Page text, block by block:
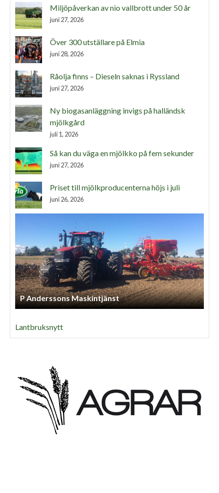
Miljöpåverkan av nio vallbrott under 50 år
juni 27, 2026
Över 300 utställare på Elmia
juni 28, 2026
Råolja finns – Dieseln saknas i Ryssland
juni 27, 2026
Ny biogasanläggning invigs på halländsk
mjölkgård
juli 1, 2026
Så kan du väga en mjölkko på fem sekunder
juni 27, 2026
Priset till mjölkproducenterna höjs i juli
juni 26, 2026
P Anderssons Maskintjänst
Lantbruksnytt